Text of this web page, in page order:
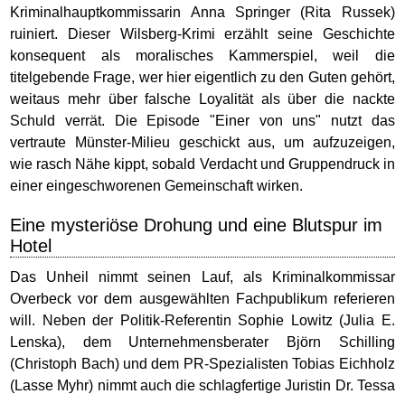
Kriminalhauptkommissarin Anna Springer (Rita Russek)
ruiniert. Dieser Wilsberg-Krimi erzählt seine Geschichte
konsequent als moralisches Kammerspiel, weil die
titelgebende Frage, wer hier eigentlich zu den Guten gehört,
weitaus mehr über falsche Loyalität als über die nackte
Schuld verrät. Die Episode "Einer von uns" nutzt das
vertraute Münster-Milieu geschickt aus, um aufzuzeigen,
wie rasch Nähe kippt, sobald Verdacht und Gruppendruck in
einer eingeschworenen Gemeinschaft wirken.
Eine mysteriöse Drohung und eine Blutspur im
Hotel
Das Unheil nimmt seinen Lauf, als Kriminalkommissar
Overbeck vor dem ausgewählten Fachpublikum referieren
will. Neben der Politik-Referentin Sophie Lowitz (Julia E.
Lenska), dem Unternehmensberater Björn Schilling
(Christoph Bach) und dem PR-Spezialisten Tobias Eichholz
(Lasse Myhr) nimmt auch die schlagfertige Juristin Dr. Tessa